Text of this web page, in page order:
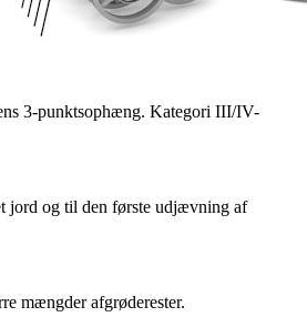
3-punktsophæng. Kategori III/IV-
jord og til den første udjævning af
mængder afgrøderester.